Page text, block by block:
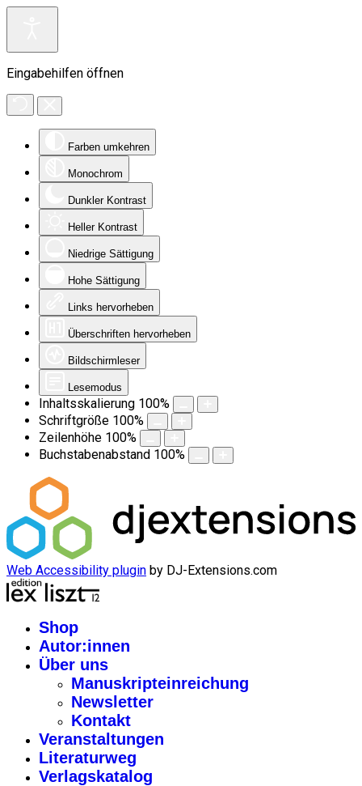
Eingabehilfen öffnen
Farben umkehren
Monochrom
Dunkler Kontrast
Heller Kontrast
Niedrige Sättigung
Hohe Sättigung
Links hervorheben
Überschriften hervorheben
Bildschirmleser
Lesemodus
Inhaltsskalierung 100%
Schriftgröße 100%
Zeilenhöhe 100%
Buchstabenabstand 100%
Web Accessibility plugin by DJ-Extensions.com
Shop
Autor:innen
Über uns
Manuskripteinreichung
Newsletter
Kontakt
Veranstaltungen
Literaturweg
Verlagskatalog